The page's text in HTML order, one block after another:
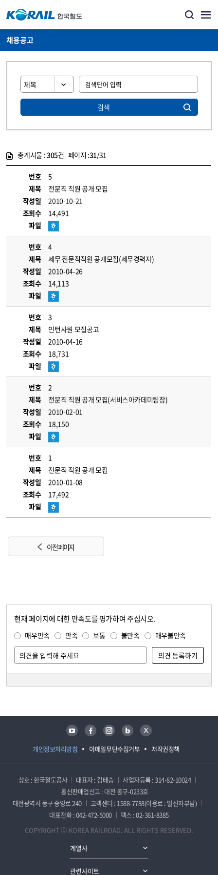
채용공고
검색
총게시물 :305건 페이지 :31/31
번호
5
제목
전문직 직원 공개 모집
작성일
2010-10-21
조회수
14,491
파일
번호
4
제목
세무 전문직직원 공개모집(세무경력자)
작성일
2010-04-26
조회수
14,113
파일
번호
3
제목
인턴사원 모집공고
작성일
2010-04-16
조회수
18,731
파일
번호
2
제목
전문직 직원 공개 모집(서비스아카데미팀장)
작성일
2010-02-01
조회수
18,150
파일
번호
1
제목
전문직 직원 공개 모집
작성일
2010-01-08
조회수
17,492
파일
이전 페이지
현재 페이지에 대한 만족도를 평가하여 주십시오.
매우만족 만족 보통 불만족 매우불만족
개인정보처리방침 이메일무단수집거부 저작권정책
유튜브 페이스북 인스타그램 블로그 트위터
상호 : 한국철도공사 대표자 : 김태승
사업자등록 : 314-82-10024
통신판매업신고 : 대전 동구-0233호
대전광역시 동구 중앙로 240
고객센터 : 1588-7788(이용료 : 발신자부담)
대표전화 : 042-472-5000
팩스 : 02-361-8385
COPYRIGHT ⓒ KOREA RAILROAD. ALL RIGHTS RESERVED.
계열사
관련사이트